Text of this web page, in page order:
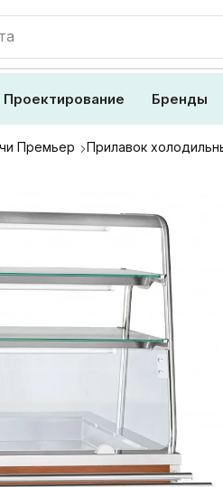
Проектирование Бренды
Премьер Прилавок